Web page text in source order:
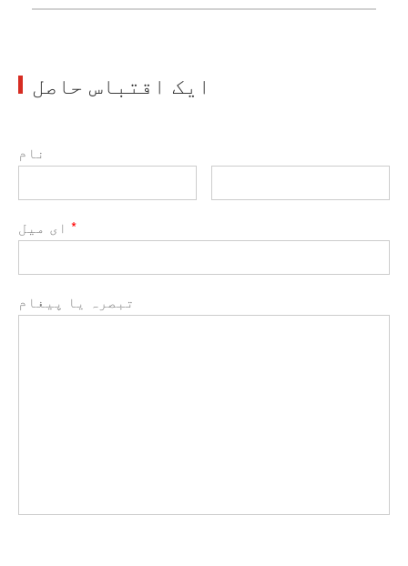
ایک اقتباس حاصل
نام
*
تبصرہ یا پیغام